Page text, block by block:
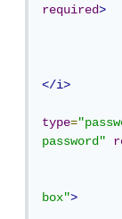
required>
</i>
type=
password"
box">